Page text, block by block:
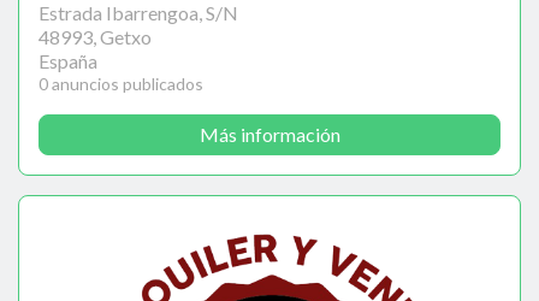
Estrada Ibarrengoa, S/N
48993, Getxo
España
0 anuncios publicados
Más información